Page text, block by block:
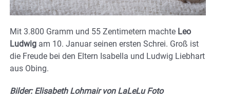
Mit 3.800 Gramm und 55 Zentimetern machte Leo
Ludwig am 10. Januar seinen ersten Schrei. Groß ist
die Freude bei den Eltern Isabella und Ludwig Liebhart
aus Obing.
Bilder: Elisabeth Lohmair von LaLeLu Foto